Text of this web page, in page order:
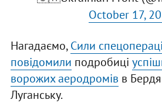
October 17,
Нагадаємо,Сили
повідомили подробиці
ворожих аеродромів в
Луганську.